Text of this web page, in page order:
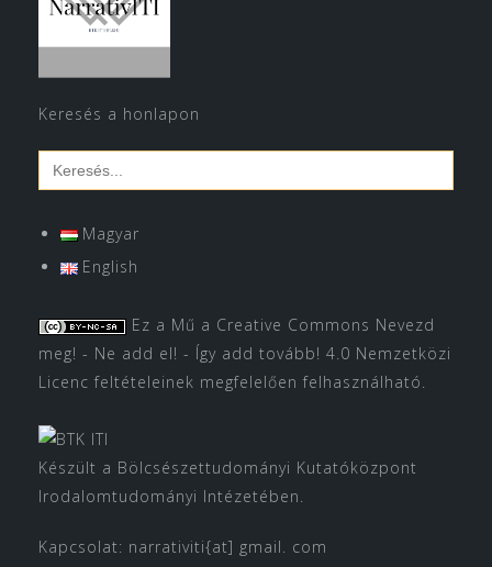
Keresés a honlapon
Search
for:
Magyar
English
Ez a Mű a Creative Commons Nevezd
meg! - Ne add el! - Így add tovább! 4.0 Nemzetközi
Licenc feltételeinek megfelelően felhasználható.
Készült a Bölcsészettudományi Kutatóközpont
Irodalomtudományi Intézetében.
Kapcsolat: narrativiti{at] gmail. com